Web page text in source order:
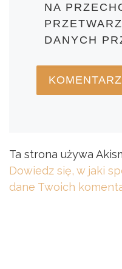
NA
DANYCH
Ta strona używa
Dowiedz się, w jaki
dane Twoich